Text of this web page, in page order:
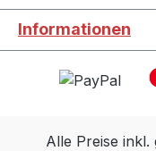
Informationen
Alle Preise